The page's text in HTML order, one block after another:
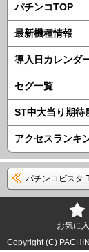
パチンコTOP
最新機種情報
導入日カレンダ
セグ一覧
ST中大当り期待
アクセスランキ
パチンコビスタ
お気に
Copyright (C)